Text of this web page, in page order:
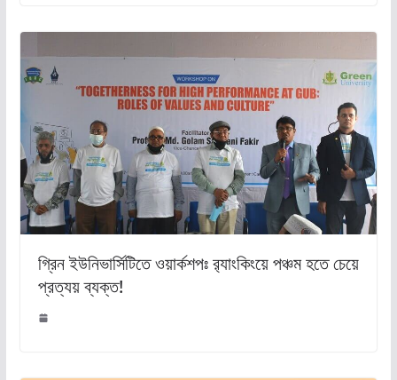
গ্রিন ইউনিভার্সিটিতে ওয়ার্কশপঃ র‌্যাংকিংয়ে পঞ্চম হতে চেয়ে
প্রত্যয় ব্যক্ত!